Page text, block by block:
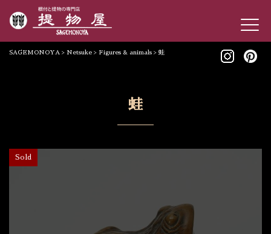
SAGEMONOYA > Netsuke > Figures & animals > 蛙
蛙
Sold